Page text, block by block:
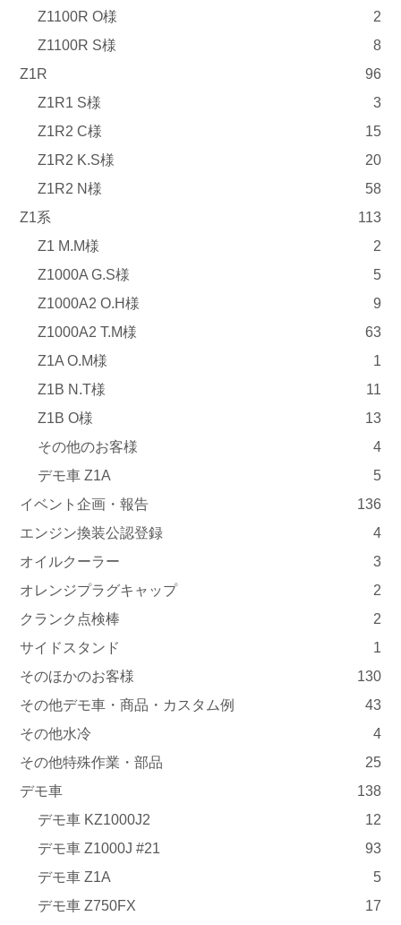
Z1100R O様
2
Z1100R S様
8
Z1R
96
Z1R1 S様
3
Z1R2 C様
15
Z1R2 K.S様
20
Z1R2 N様
58
Z1系
113
Z1 M.M様
2
Z1000A G.S様
5
Z1000A2 O.H様
9
Z1000A2 T.M様
63
Z1A O.M様
1
Z1B N.T様
11
Z1B O様
13
その他のお客様
4
デモ車 Z1A
5
イベント企画・報告
136
エンジン換装公認登録
4
オイルクーラー
3
オレンジプラグキャップ
2
クランク点検棒
2
サイドスタンド
1
そのほかのお客様
130
その他デモ車・商品・カスタム例
43
その他水冷
4
その他特殊作業・部品
25
デモ車
138
デモ車 KZ1000J2
12
デモ車 Z1000J #21
93
デモ車 Z1A
5
デモ車 Z750FX
17